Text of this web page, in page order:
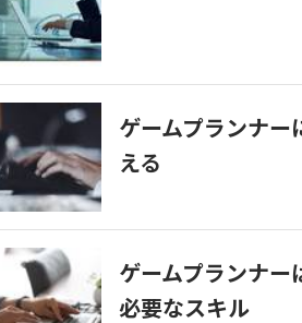
ゲームプランナー
える
ゲームプランナー
必要なスキル